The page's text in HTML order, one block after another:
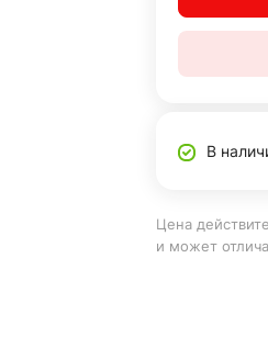
В
Цена
и может